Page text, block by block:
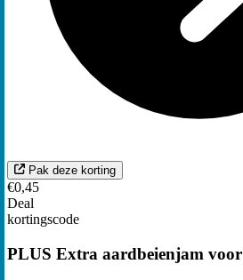
Pak deze korting
€0,45
Deal
kortingscode
PLUS Extra aardbeienjam voor